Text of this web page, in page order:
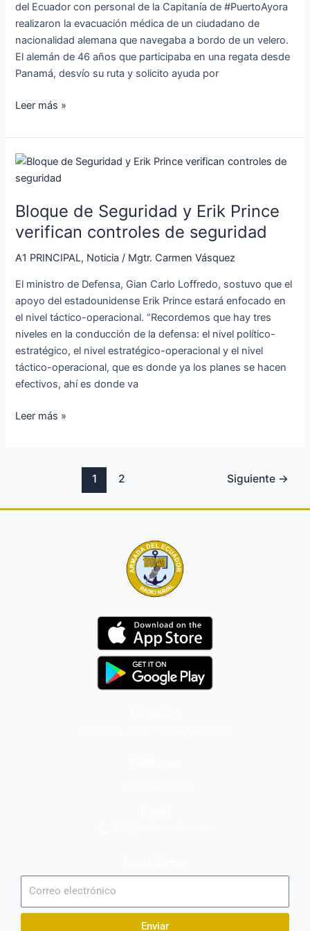
del Ecuador con personal de la Capitanía de #PuertoAyora
realizaron la evacuación médica de un ciudadano de
nacionalidad alemana que navegaba a bordo de un velero.
El alemán de 46 años que participaba en una regata desde
Panamá, desvío su ruta y solicito ayuda por
Leer más »
Bloque de Seguridad y Erik Prince
verifican controles de seguridad
A1 PRINCIPAL, Noticia / Mgtr. Carmen Vásquez
El ministro de Defensa, Gian Carlo Loffredo, sostuvo que el
apoyo del estadounidense Erik Prince estará enfocado en
el nivel táctico-operacional. “Recordemos que hay tres
niveles en la conducción de la defensa: el nivel político-
estratégico, el nivel estratégico-operacional y el nivel
táctico-operacional, que es donde ya los planes se hacen
efectivos, ahí es donde va
Bloque
de
y
Erik
verifican
seguridad
Leer más »
1 2 Siguiente →
Enviar